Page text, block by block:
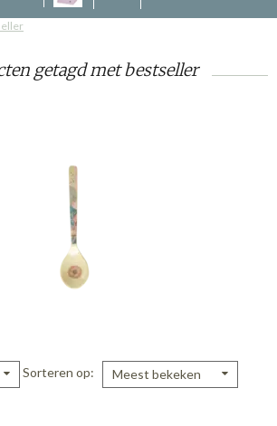
getagd met bestseller
Sorteren op Meest bekeken